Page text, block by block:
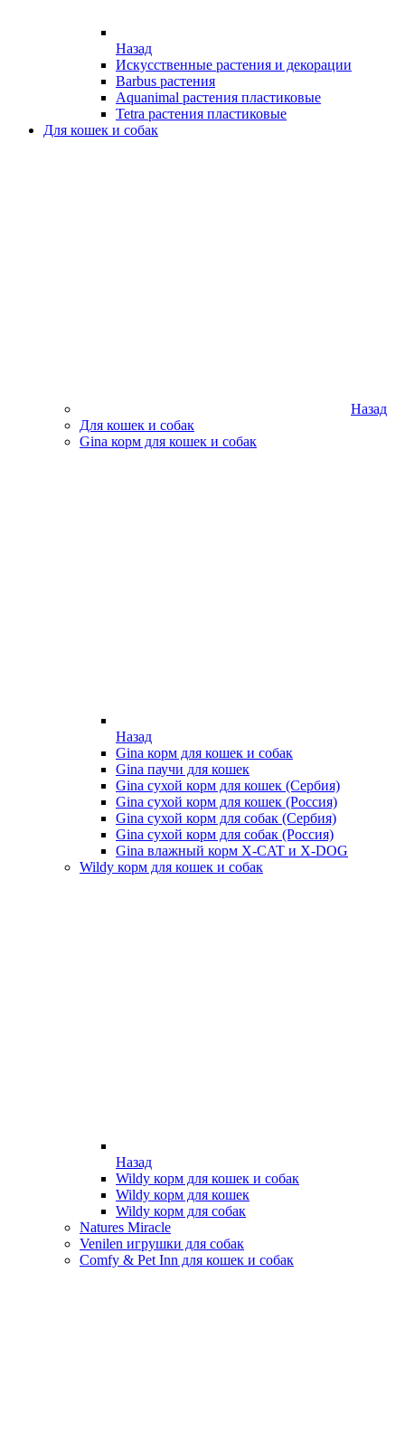
Назад
Искусственные растения и декорации
Barbus растения
Aquanimal растения пластиковые
Tetra растения пластиковые
Для кошек и собак
Назад
Для кошек и собак
Gina корм для кошек и собак
Назад
Gina корм для кошек и собак
Gina паучи для кошек
Gina сухой корм для кошек (Сербия)
Gina сухой корм для кошек (Россия)
Gina сухой корм для собак (Сербия)
Gina сухой корм для собак (Россия)
Gina влажный корм X-CAT и X-DOG
Wildy корм для кошек и собак
Назад
Wildy корм для кошек и собак
Wildy корм для кошек
Wildy корм для собак
Natures Miracle
Venilen игрушки для собак
Comfy & Pet Inn для кошек и собак